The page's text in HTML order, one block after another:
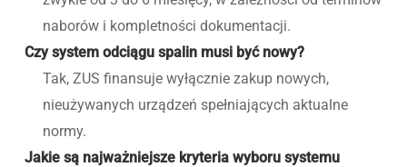
naborów i kompletności dokumentacji.
Czy system odciągu spalin musi być nowy?
Tak, ZUS finansuje wyłącznie zakup nowych,
nieużywanych urządzeń spełniających aktualne
normy.
Jakie są najważniejsze kryteria wyboru systemu